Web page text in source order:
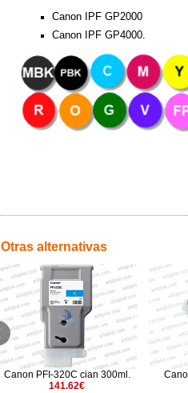
Canon IPF GP2000
Canon IPF GP4000.
Otras alternativas
Canon PFI-320C cian 300ml.
141.62€